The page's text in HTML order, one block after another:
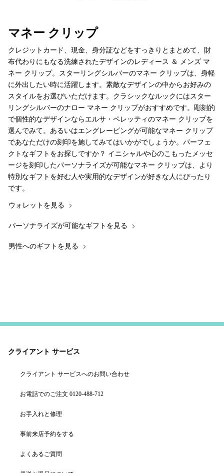
マネー クリップ
クレジットカード、現金、身分証などをすっきりとまとめて、財
布代わりにもなる洗練されたデザインのレディース ＆ メンズ マ
ネー クリップ。スターリングシルバーのマネー クリップは、身軽
に外出したい時に活躍します。素敵なデザインの中からお好みの
スタイルをお選びいただけます。クラシックなルックにはスター
リングシルバーのナロー マネー クリップがおすすめです。彫刻的
で個性的なデザインならエルサ・ペレッティのマネー クリップを
選んでみて。あるいはエングレービングが可能なマネー クリップ
であなただけの刻印を施してみてはいかがでしょうか。パーフェ
クトなギフトをお探しですか？ イニシャルや心のこもったメッセ
ージを刻印したパーソナライズが可能なマネー クリップは、より
特別なギフトを好む人や実用的なデザインが好きな人にぴったり
です。
ウォレットを見る
パーソナライズが可能なギフトを見る
男性へのギフトを見る
クライアント サービス
クライアント サービスへのお問い合わせ
お電話でのご注文 0120-488-712
お手入れと修理
事前来店予約をする
よくあるご質問